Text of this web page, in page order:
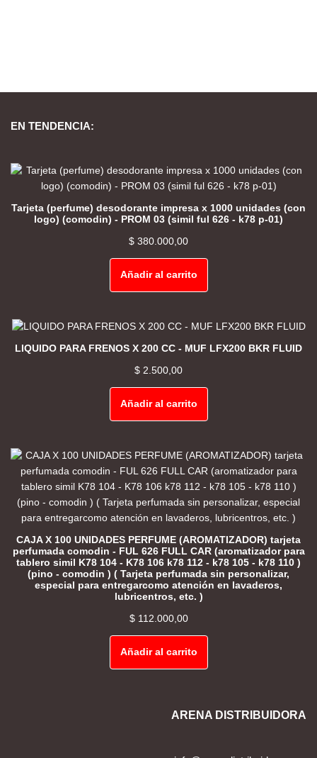
EN TENDENCIA:
Tarjeta (perfume) desodorante impresa x 1000 unidades (con
logo) (comodin) - PROM 03 (simil ful 626 - k78 p-01)
$ 380.000,00
Añadir al carrito
LIQUIDO PARA FRENOS X 200 CC - MUF LFX200 BKR FLUID
$ 2.500,00
Añadir al carrito
CAJA X 100 UNIDADES PERFUME (AROMATIZADOR) tarjeta
perfumada comodin - FUL 626 FULL CAR (aromatizador para
tablero simil K78 104 - K78 106 k78 112 - k78 105 - k78 110 )
(pino - comodin ) ( Tarjeta perfumada sin personalizar,
especial para entregarcomo atención en lavaderos,
lubricentros, etc. )
$112.000,00
Añadir al carrito
ARENA DISTRIBUIDORA